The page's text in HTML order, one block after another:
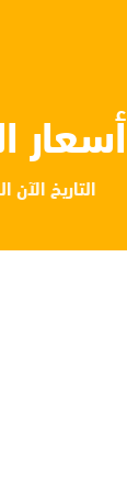
أسعار
التاريخ الآن السبت 2026-08-08